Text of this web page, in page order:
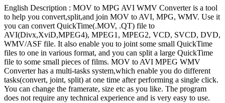
English Description : MOV to MPG AVI WMV Converter is a tool
to help you convert,split,and join MOV to AVI, MPG, WMV. Use it
you can convert QuickTime(.MOV, .QT) file to
AVI(Divx,XviD,MPEG4), MPEG1, MPEG2, VCD, SVCD, DVD,
WMV/ASF file. It also enable you to joint some small QuickTime
files to one in various format, and you can split a large QuickTime
file to some small pieces of films. MOV to AVI MPEG WMV
Converter has a multi-tasks system,which enable you do different
tasks(convert, joint, split) at one time after performing a single click.
You can change the framerate, size etc as you like. The program
does not require any technical experience and is very easy to use.